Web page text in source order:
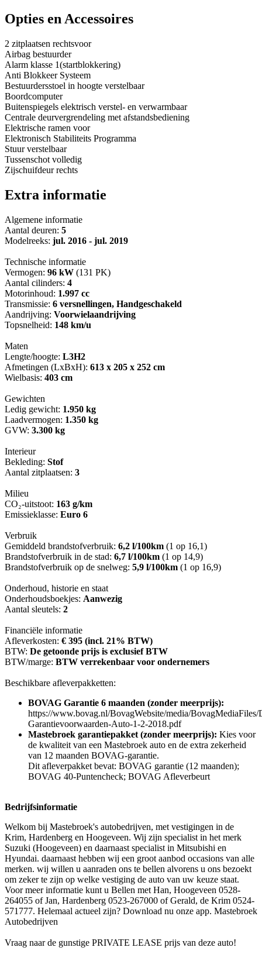
Opties en Accessoires
2 zitplaatsen rechtsvoor
Airbag bestuurder
Alarm klasse 1(startblokkering)
Anti Blokkeer Systeem
Bestuurdersstoel in hoogte verstelbaar
Boordcomputer
Buitenspiegels elektrisch verstel- en verwarmbaar
Centrale deurvergrendeling met afstandsbediening
Elektrische ramen voor
Elektronisch Stabiliteits Programma
Stuur verstelbaar
Tussenschot volledig
Zijschuifdeur rechts
Extra informatie
Algemene informatie
Aantal deuren: 5
Modelreeks: jul. 2016 - jul. 2019
Technische informatie
Vermogen: 96 kW (131 PK)
Aantal cilinders: 4
Motorinhoud: 1.997 cc
Transmissie: 6 versnellingen, Handgeschakeld
Aandrijving: Voorwielaandrijving
Topsnelheid: 148 km/u
Maten
Lengte/hoogte: L3H2
Afmetingen (LxBxH): 613 x 205 x 252 cm
Wielbasis: 403 cm
Gewichten
Ledig gewicht: 1.950 kg
Laadvermogen: 1.350 kg
GVW: 3.300 kg
Interieur
Bekleding: Stof
Aantal zitplaatsen: 3
Milieu
CO₂-uitstoot: 163 g/km
Emissieklasse: Euro 6
Verbruik
Gemiddeld brandstofverbruik: 6,2 l/100km (1 op 16,1)
Brandstofverbruik in de stad: 6,7 l/100km (1 op 14,9)
Brandstofverbruik op de snelweg: 5,9 l/100km (1 op 16,9)
Onderhoud, historie en staat
Onderhoudsboekjes: Aanwezig
Aantal sleutels: 2
Financiële informatie
Afleverkosten: € 395 (incl. 21% BTW)
BTW: De getoonde prijs is exclusief BTW
BTW/marge: BTW verrekenbaar voor ondernemers
Beschikbare afleverpakketten:
BOVAG Garantie 6 maanden (zonder meerprijs):
https://www.bovag.nl/BovagWebsite/media/
Garantievoorwaarden-Auto-1-2-2018.pdf
Mastebroek garantiepakket (zonder meerprijs): Kies voor
de kwaliteit van een Mastebroek auto en de extra zekerheid
van 12 maanden BOVAG-garantie.
Dit afleverpakket bevat: BOVAG garantie (12 maanden);
BOVAG 40-Puntencheck; BOVAG Afleverbeurt
Bedrijfsinformatie
Welkom bij Mastebroek's autobedrijven, met vestigingen in de
Krim, Hardenberg en Hoogeveen. Wij zijn specialist in het merk
Suzuki (Hoogeveen) en daarnaast specialist in Mitsubishi en
Hyundai. daarnaast hebben wij een groot aanbod occasions van alle
merken. wij willen u aanraden ons te bellen alvorens u ons bezoekt
om zeker te zijn op welke vestiging de auto van uw keuze staat.
Voor meer informatie kunt u Bellen met Han, Hoogeveen 0528-
264055 of Jan, Hardenberg 0523-267000 of Gerald, de Krim 0524-
571777. Helemaal actueel zijn? Download nu onze app. Mastebroek
Autobedrijven
Vraag naar de gunstige PRIVATE LEASE prijs van deze auto!